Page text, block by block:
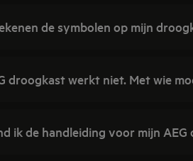
de symbolen op mijn
droogkast werkt niet. Met wie
ik de handleiding voor mijn AEG